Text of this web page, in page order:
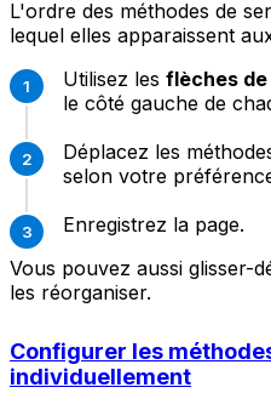
L'ordre des méthodes de
lequel elles apparaissent
Utilisez les flèches
le côté gauche de
Déplacez les
selon votre
Enregistrez la page.
Vous pouvez aussi glisser-
les réorganiser.
Configurer les
individuellement